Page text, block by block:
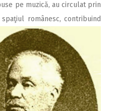
pe muzică, au circulat prin
românesc, contribuind